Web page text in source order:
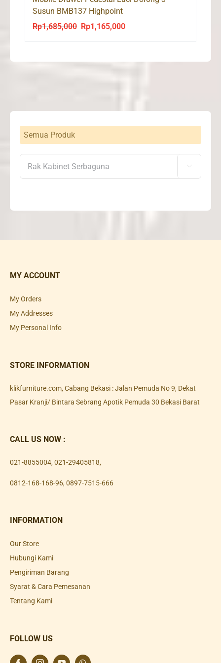
Susun BMB137 Highpoint
Rp1,685,000
Original
Rp1,165,000Current
Semua Produk

MY ACCOUNT
My Orders
My Addresses
My Personal Info
STORE INFORMATION
klikfurniture.com, Cabang Bekasi : Jalan Pemuda No 9, Dekat
Pasar Kranji/ Bintara Sebrang Apotik Pemuda 30 Bekasi Barat
CALL US NOW :
021-8855004, 021-29405818,
0812-168-168-96, 0897-7515-666
INFORMATION
Our Store
Hubungi Kami
Pengiriman Barang
Syarat & Cara Pemesanan
Tentang Kami
FOLLOW US